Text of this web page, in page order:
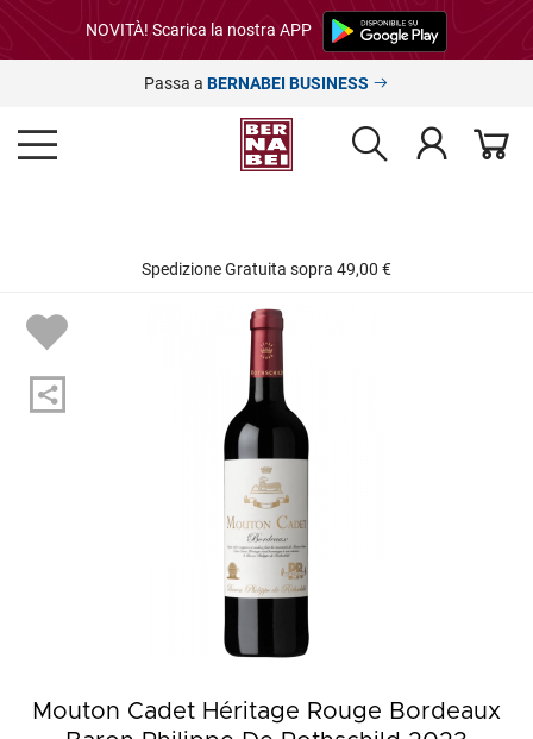
NOVITÀ! Scarica la nostra APP
Passa a BERNABEI BUSINESS
Spedizione Gratuita sopra 49,00 €
Mouton Cadet Héritage Rouge Bordeaux